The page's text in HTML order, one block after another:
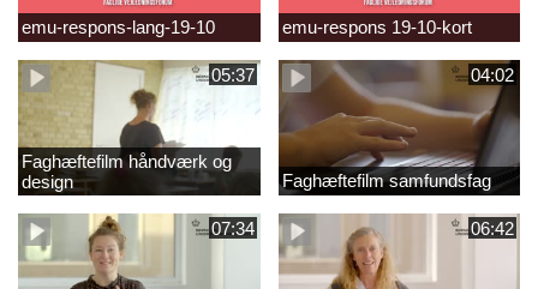
emu-respons-lang-19-10 emu-respons 19-10-kort
05:37
Faghæftefilm håndværk og
design
04:02
Faghæftefilm samfundsfag
07:34 06:42